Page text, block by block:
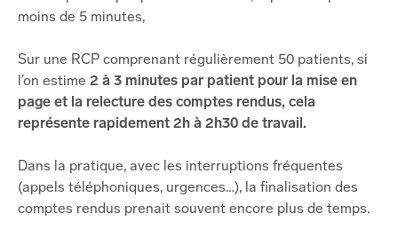
moins de 5 minutes,
Sur une RCP comprenant régulièrement 50 patients, si
l’on estime 2 à 3 minutes par patient pour la mise en
page et la relecture des comptes rendus, cela
représente rapidement 2h à 2h30 de travail.
Dans la pratique, avec les interruptions fréquentes
(appels téléphoniques, urgences…), la finalisation des
comptes rendus prenait souvent encore plus de temps.